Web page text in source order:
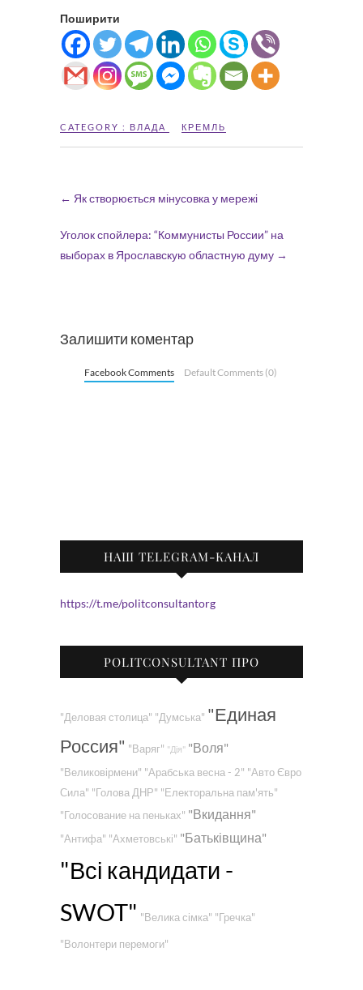
Поширити
CATEGORY : ВЛАДА КРЕМЛЬ
← Як створюється мінусовка у мережі
Уголок спойлера: “Коммунисты России” на
выборах в Ярославскую областную думу →
Залишити коментар
Facebook Comments Default Comments (0)
НАШ TELEGRAM-КАНАЛ
https://t.me/politconsultantorg
POLITCONSULTANT ПРО
"Деловая столица" "Думська" "Единая
Россия" "Варяг" "Дія" "Воля"
"Великовірмени" "Арабська весна - 2" "Авто Євро
Сила" "Голова ДНР" "Електоральна пам'ять"
"Голосование на пеньках" "Вкидання"
"Антифа" "Ахметовські" "Батьківщина"
"Всі кандидати -
SWOT" "Велика сімка" "Гречка"
"Волонтери перемоги"